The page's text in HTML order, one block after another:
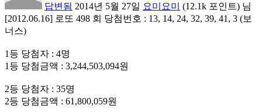
답변됨 2014년 5월 27일 요미요미 (12.1k 포인트) 님
[2012.06.16] 로또 498 회 당첨번호 : 13, 14, 24, 32, 39, 41, 3 (보
너스)
1등 당첨자 : 4명
1등 당첨금액 : 3,244,503,094원
2등 당첨자 : 35명
2등 당첨금액 : 61,800,059원